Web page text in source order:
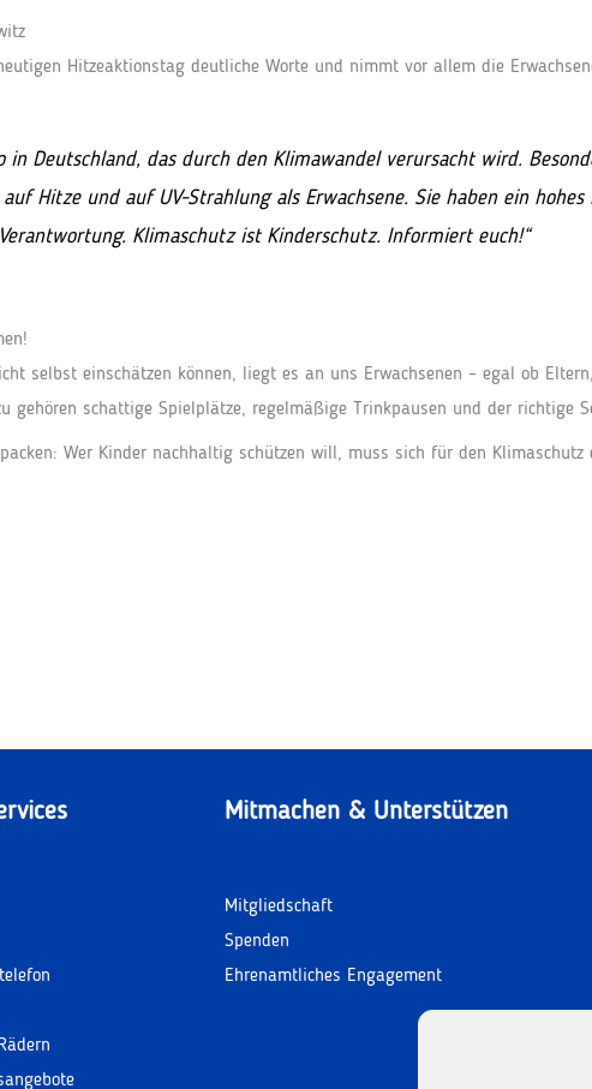
Hitzeaktionstag deutliche Worte und nimmt vor allem die
in Deutschland, das durch den Klimawandel verursacht wird.
Hitze und auf UV-Strahlung als Erwachsene. Sie haben ein hohes
Klimaschutz ist Kinderschutz. Informiert euch!“
selbst einschätzen können, liegt es an uns Erwachsenen – egal ob
gehören schattige Spielplätze, regelmäßige Trinkpausen und der richtige
Wer Kinder nachhaltig schützen will, muss sich für den Klimaschutz
Mitmachen & Unterstützen
Mitgliedschaft
Spenden
Ehrenamtliches Engagement